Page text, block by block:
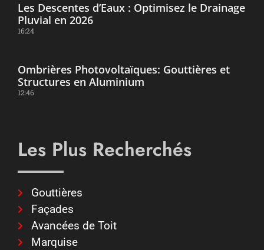
Les Descentes d’Eaux : Optimisez le Drainage
Pluvial en 2026
16:24
Ombrières Photovoltaïques: Gouttières et
Structures en Aluminium
12:46
Les Plus Recherchés
Gouttières
Façades
Avancées de Toit
Marquise